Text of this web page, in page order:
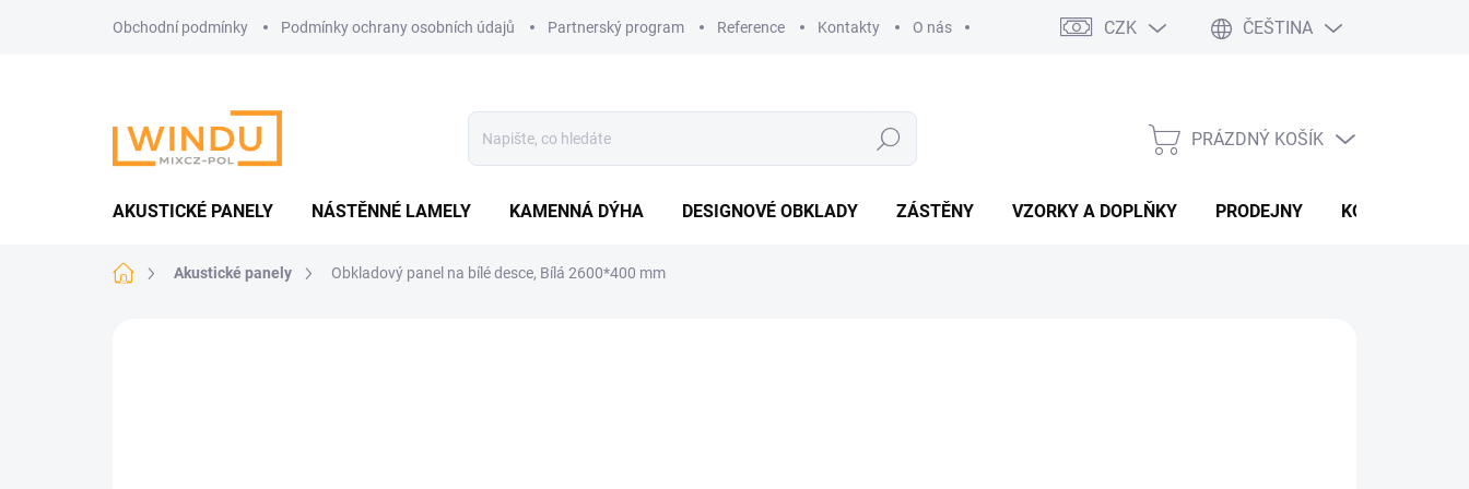
Obchodní podmínky Podmínky ochrany osobních údajů Partnerský program Reference Kontakty O nás CZK ČEŠTINA
Hledat
NÁKUPNÍ
PRÁZDNÝ KOŠÍK
AKUSTICKÉ PANELY NÁSTĚNNÉ LAMELY KAMENNÁ DÝHA DESIGNOVÉ OBKLADY ZÁSTĚNY VZORKY A DOPLŇKY PRODEJNY KONTAKTY
Domů Akustické panely Obkladový panel na bílé desce, Bílá 2600*400 mm